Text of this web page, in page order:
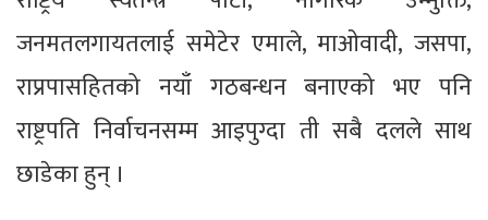
जनमतलगायतलाई समेटेर एमाले, माओवादी, जसपा,
राप्रपासहितको नयाँ गठबन्धन बनाएको भए पनि
राष्ट्रपति निर्वाचनसम्म आइपुग्दा ती सबै दलले साथ
छाडेका हुन् ।